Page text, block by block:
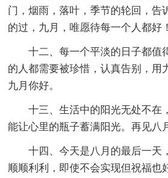
门，烟雨，落叶，季节的轮回，告
的过，九月，唯愿待每一个人都好！
十二、每一个平淡的日子都值
的人都需要被珍惜，认真告别，用
九月你好。
十三、生活中的阳光无处不在
能让心里的瓶子蓄满阳光。再见八
十四、今天是八月的最后一天
顺顺利利，即使不会实现但祝福也